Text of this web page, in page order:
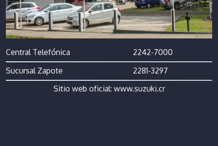
Central Telefónica
2242-7000
Sucursal Zapote
2281-3297
Sitio web oficial: www.suzuki.cr